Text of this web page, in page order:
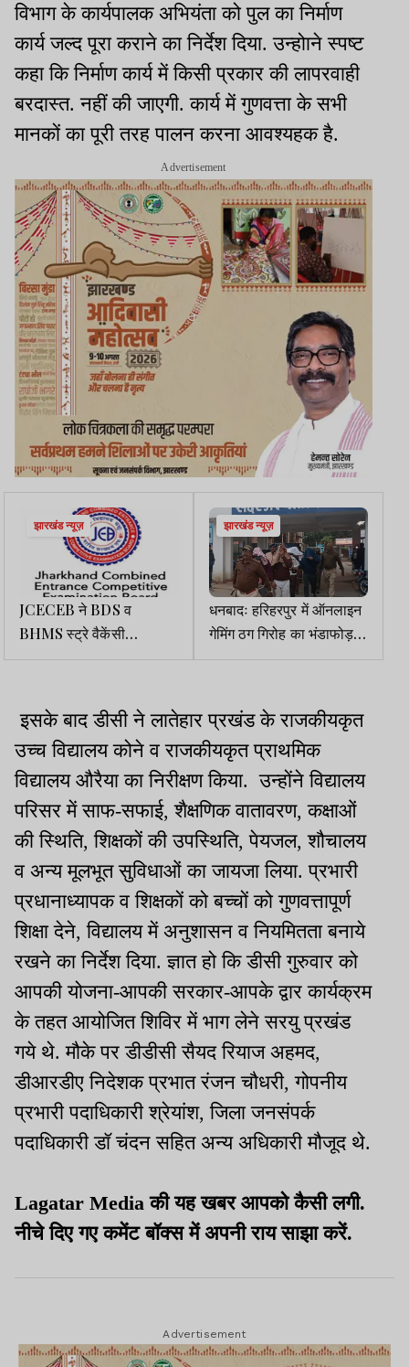
विभाग के कार्यपालक अभियंता को पुल का निर्माण
कार्य जल्द पूरा कराने का निर्देश दिया. उन्होाने स्पष्ट
कहा कि निर्माण कार्य में किसी प्रकार की लापरवाही
बरदास्त. नहीं की जाएगी. कार्य में गुणवत्ता के सभी
मानकों का पूरी तरह पालन करना आवश्यहक है.
Advertisement
झारखंड न्यूज़
JCECEB ने BDS व
BHMS स्ट्रे वैकेंसी
काउंसलिंग के लिए जारी किया
झारखंड न्यूज़
धनबादः हरिहरपुर में ऑनलाइन
गेमिंग ठग गिरोह का भंडाफोड़,
छह गिरफ्तार
इसके बाद डीसी ने लातेहार प्रखंड के राजकीयकृत
उच्च विद्यालय कोने व राजकीयकृत प्राथमिक
विद्यालय औरैया का निरीक्षण किया. उन्होंने विद्यालय
परिसर में साफ-सफाई, शैक्षणिक वातावरण, कक्षाओं
की स्थिति, शिक्षकों की उपस्थिति, पेयजल, शौचालय
व अन्य मूलभूत सुविधाओं का जायजा लिया. प्रभारी
प्रधानाध्यापक व शिक्षकों को बच्चों को गुणवत्तापूर्ण
शिक्षा देने, विद्यालय में अनुशासन व नियमितता बनाये
रखने का निर्देश दिया. ज्ञात हो कि डीसी गुरुवार को
आपकी योजना-आपकी सरकार-आपके द्वार कार्यक्रम
के तहत आयोजित शिविर में भाग लेने सरयु प्रखंड
गये थे. मौके पर डीडीसी सैयद रियाज अहमद,
डीआरडीए निदेशक प्रभात रंजन चौधरी, गोपनीय
प्रभारी पदाधिकारी श्रेयांश, जिला जनसंपर्क
पदाधिकारी डॉ चंदन सहित अन्य अधिकारी मौजूद थे.
Lagatar Media की यह खबर आपको कैसी लगी.
नीचे दिए गए कमेंट बॉक्स में अपनी राय साझा करें.
Advertisement